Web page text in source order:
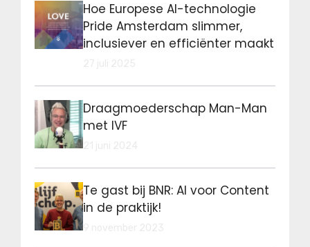
Hoe Europese AI-technologie
Pride Amsterdam slimmer,
inclusiever en efficiënter maakt
Draagmoederschap Man-Man
met IVF
Te gast bij BNR: AI voor Content
in de praktijk!